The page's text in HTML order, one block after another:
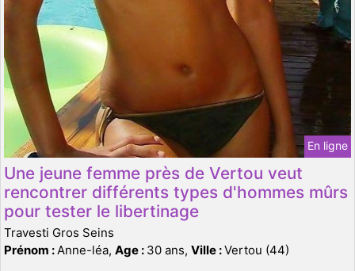
En ligne
Une jeune femme près de Vertou veut
rencontrer différents types d'hommes mûrs
pour tester le libertinage
Travesti Gros Seins
Prénom :Anne-léa, Age : 30 ans, Ville :Vertou (44)